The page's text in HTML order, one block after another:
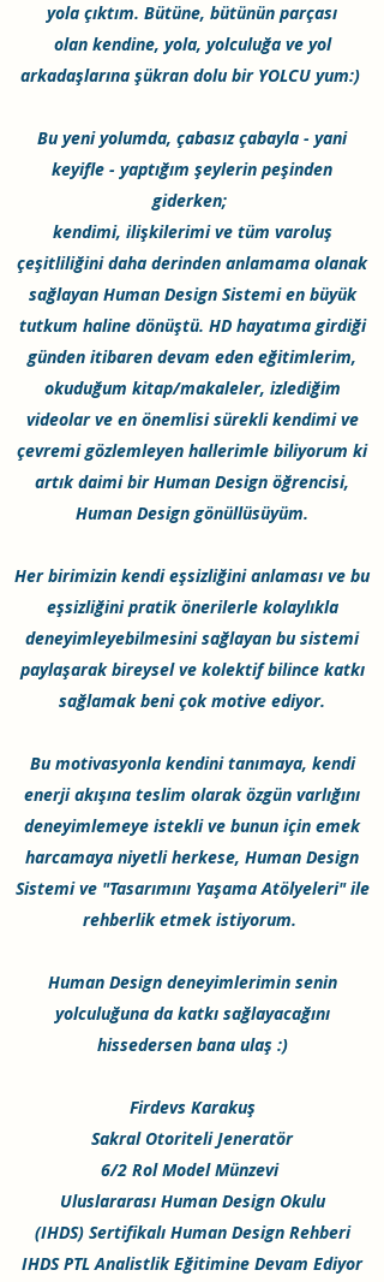
yola çıktım. Bütüne, bütünün parçası
olan kendine, yola, yolculuğa ve yol
arkadaşlarına şükran dolubir YOLCU yum:)
Bu yeni yolumda, çabasız çabayla - yani
keyifle - yaptığım şeylerin peşinden
giderken;
kendimi, ilişkilerimi ve tüm varoluş
çeşitliliğini daha derinden anlamama olanak
sağlayan Human Design Sistemi en büyük
tutkum haline dönüştü. HD hayatıma girdiği
günden itibaren devam eden eğitimlerim,
okuduğum kitap/makaleler, izlediğim
videolar ve en önemlisi sürekli kendimi ve
çevremi gözlemleyen hallerimle biliyorum ki
artık daimi bir Human Design öğrencisi,
Human Design gönüllüsüyüm.
Her birimizin kendi eşsizliğini anlaması ve bu
eşsizliğini pratik önerilerle kolaylıkla
deneyimleyebilmesini sağlayan bu sistemi
paylaşarak bireysel ve kolektif bilince katkı
sağlamak beni çok motive ediyor.
Bu motivasyonla kendini tanımaya, kendi
enerji akışına teslim olarak özgün varlığını
deneyimlemeye istekli ve bunun için emek
harcamaya niyetli herkese, Human Design
Sistemi ve "Tasarımını Yaşama Atölyeleri" ile
rehberlik etmek istiyorum.
Human Design deneyimlerimin senin
yolculuğuna da katkı sağlayacağını
hissedersen bana ulaş :)
Firdevs Karakuş
Sakral Otoriteli Jeneratör
6/2 Rol Model Münzevi
Uluslararası Human Design Okulu
(IHDS) Sertifikalı Human Design Rehberi
IHDS PTL Analistlik Eğitimine Devam Ediyor